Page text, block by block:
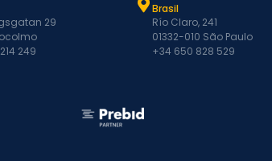
29
249
Brasil
Río Claro, 241
01332-010 São Paulo
+34 650 828 529